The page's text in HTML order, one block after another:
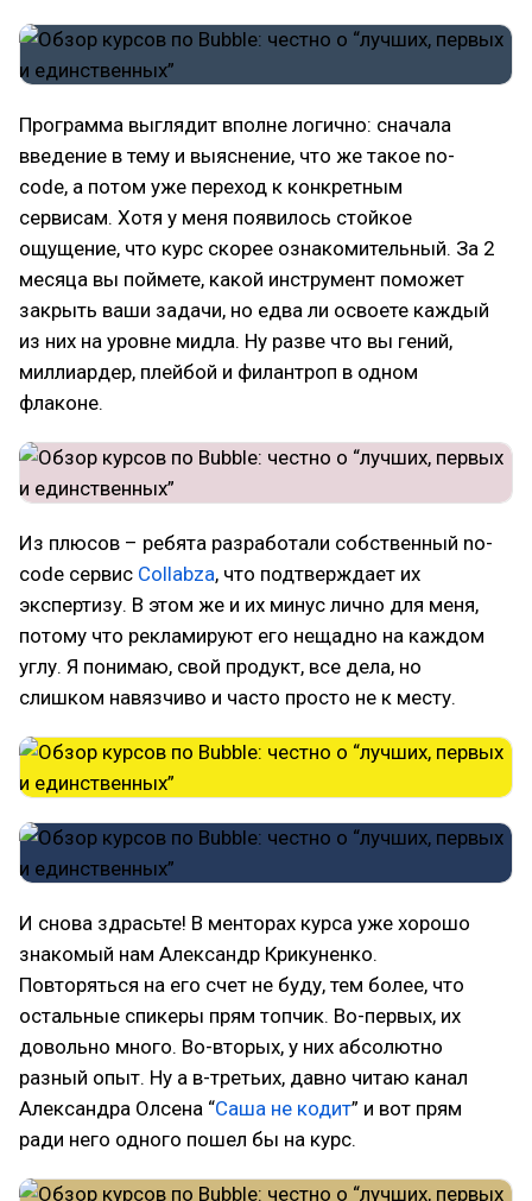
Программа выглядит вполне логично: сначала
введение в тему и выяснение, что же такое no-
code, а потом уже переход к конкретным
сервисам. Хотя у меня появилось стойкое
ощущение, что курс скорее ознакомительный. За 2
месяца вы поймете, какой инструмент поможет
закрыть ваши задачи, но едва ли освоете каждый
из них на уровне мидла. Ну разве что вы гений,
миллиардер, плейбой и филантроп в одном
флаконе.
Из плюсов – ребята разработали собственный no-
code сервис Collabza, что подтверждает их
экспертизу. В этом же и их минус лично для меня,
потому что рекламируют его нещадно на каждом
углу. Я понимаю, свой продукт, все дела, но
слишком навязчиво и часто просто не к месту.
И снова здрасьте! В менторах курса уже хорошо
знакомый нам Александр Крикуненко.
Повторяться на его счет не буду, тем более, что
остальные спикеры прям топчик. Во-первых, их
довольно много. Во-вторых, у них абсолютно
разный опыт. Ну а в-третьих, давно читаю канал
Александра Олсена “Саша не кодит” и вот прям
ради него одного пошел бы на курс.